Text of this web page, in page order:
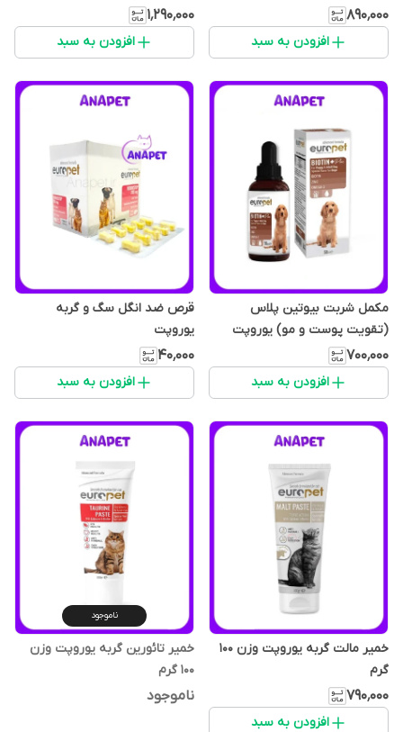
۸۹۰٬۰۰۰
افزودن به سبد
۱٬۲۹۰٬۰۰۰
افزودن به سبد
مکمل شربت بیوتین پلاس
(تقویت پوست و مو) یوروپت
حجم 50 میلی لیتر
۷۰۰٬۰۰۰
افزودن به سبد
قرص ضد انگل سگ و گربه
یوروپت
۴۰٬۰۰۰
افزودن به سبد
خمیر مالت گربه یوروپت وزن 100
گرم
۷۹۰٬۰۰۰
افزودن به سبد
ناموجود
خمیر تائورین گربه یوروپت وزن
100 گرم
ناموجود